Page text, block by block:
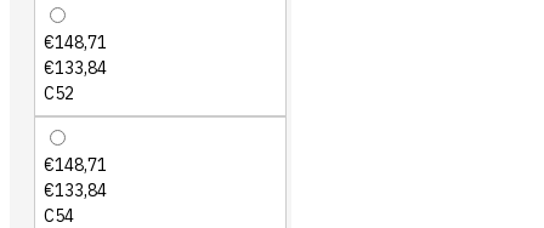
€148,71
€133,84
C52
€148,71
€133,84
C54